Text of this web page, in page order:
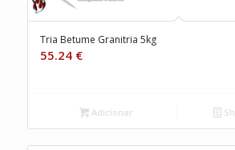
Tria Betume Granitria 5kg
55.24 €
Adicionar